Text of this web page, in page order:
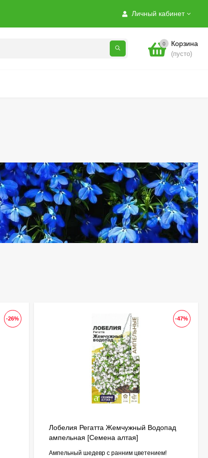
Личный кабинет
0 Корзина
(пусто)
-26% -47%
Лобелия Регатта Жемчужный Водопад
ампельная [Семена алтая]
Ампельный шедевр с ранним цветением!